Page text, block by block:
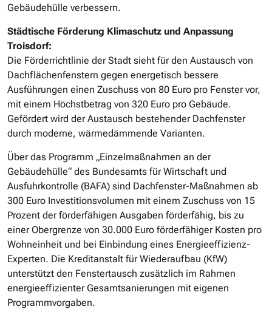
Gebäudehülle verbessern.
Städtische Förderung Klimaschutz und Anpassung
Troisdorf:
Die Förderrichtlinie der Stadt sieht für den Austausch von
Dachflächenfenstern gegen energetisch bessere
Ausführungen einen Zuschuss von 80 Euro pro Fenster vor,
mit einem Höchstbetrag von 320 Euro pro Gebäude.
Gefördert wird der Austausch bestehender Dachfenster
durch moderne, wärmedämmende Varianten.
Über das Programm „Einzelmaßnahmen an der
Gebäudehülle“ des Bundesamts für Wirtschaft und
Ausfuhrkontrolle (BAFA) sind Dachfenster-Maßnahmen ab
300 Euro Investitionsvolumen mit einem Zuschuss von 15
Prozent der förderfähigen Ausgaben förderfähig, bis zu
einer Obergrenze von 30.000 Euro förderfähiger Kosten pro
Wohneinheit und bei Einbindung eines Energieeffizienz-
Experten. Die Kreditanstalt für Wiederaufbau (KfW)
unterstützt den Fenstertausch zusätzlich im Rahmen
energieeffizienter Gesamtsanierungen mit eigenen
Programmvorgaben.